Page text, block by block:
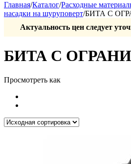
Главная/Каталог/Расходные
насадки на шуруповерт/БИТА С
Актуальность цен следует
БИТА С
Просмотреть как